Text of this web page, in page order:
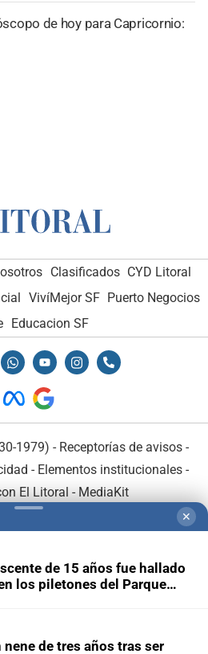
de hoy para Capricornio:
Clasificados CYD Litoral
VivíMejor SF Puerto Negocios
Educacion SF
1979) - Receptorías de avisos -
- Elementos institucionales-
El Litoral - MediaKit
con:
✕
de 15 años fue hallado
los piletones del Parque
nene de tres años tras ser